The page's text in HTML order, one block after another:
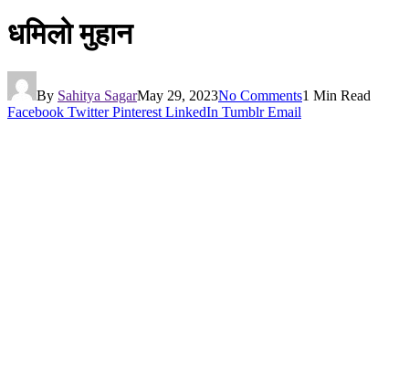
धमिलो मुहान
By Sahitya SagarMay 29, 2023No Comments1 Min Read
Facebook Twitter Pinterest LinkedIn Tumblr Email